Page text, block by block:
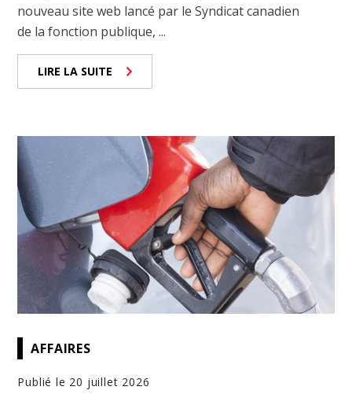
nouveau site web lancé par le Syndicat canadien
de la fonction publique, ...
LIRE LA SUITE
AFFAIRES
Publié le 20 juillet 2026